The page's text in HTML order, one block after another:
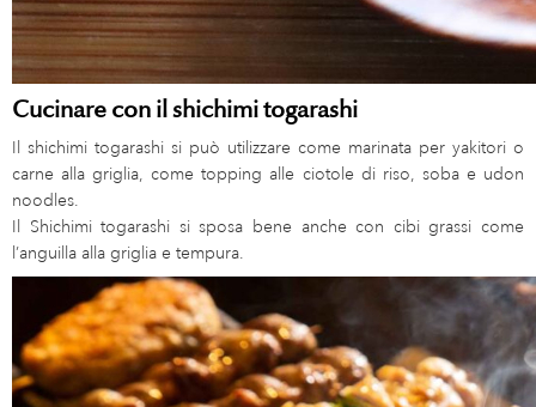
Cucinare con il shichimi togarashi
Il shichimi togarashi si può utilizzare come marinata per yakitori o
carne alla griglia, come topping alle ciotole di riso, soba e udon
noodles.
Il Shichimi togarashi si sposa bene anche con cibi grassi come
l’anguilla alla griglia e tempura.